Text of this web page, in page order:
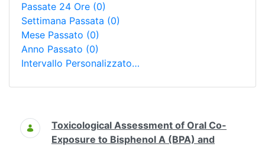
Passate 24 Ore (0)
Settimana Passata (0)
Mese Passato (0)
Anno Passato (0)
Intervallo Personalizzato…
Ricerca
Toxicological Assessment of Oral Co-
Exposure to Bisphenol A (BPA) and